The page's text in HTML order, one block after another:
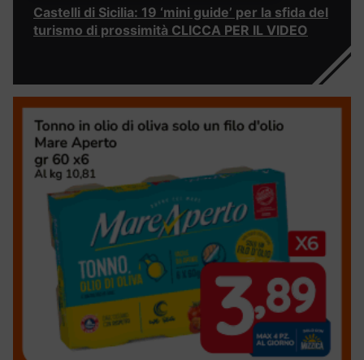
Castelli di Sicilia: 19 ‘mini guide’ per la sfida del
turismo di prossimità CLICCA PER IL VIDEO